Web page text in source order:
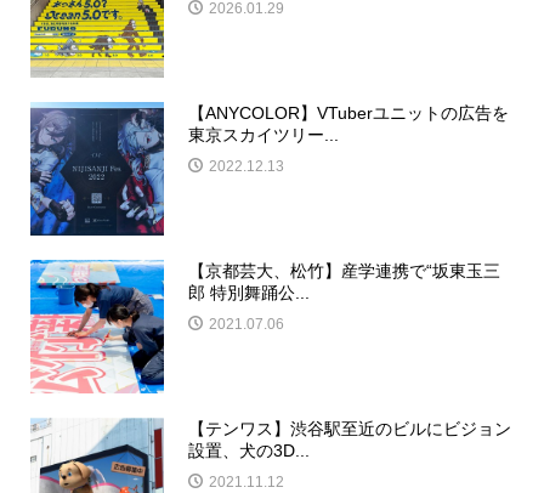
2026.01.29
【ANYCOLOR】VTuberユニットの広告を
東京スカイツリー...
2022.12.13
【京都芸大、松竹】産学連携で“坂東玉三
郎 特別舞踊公...
2021.07.06
【テンワス】渋谷駅至近のビルにビジョン
設置、犬の3D...
2021.11.12